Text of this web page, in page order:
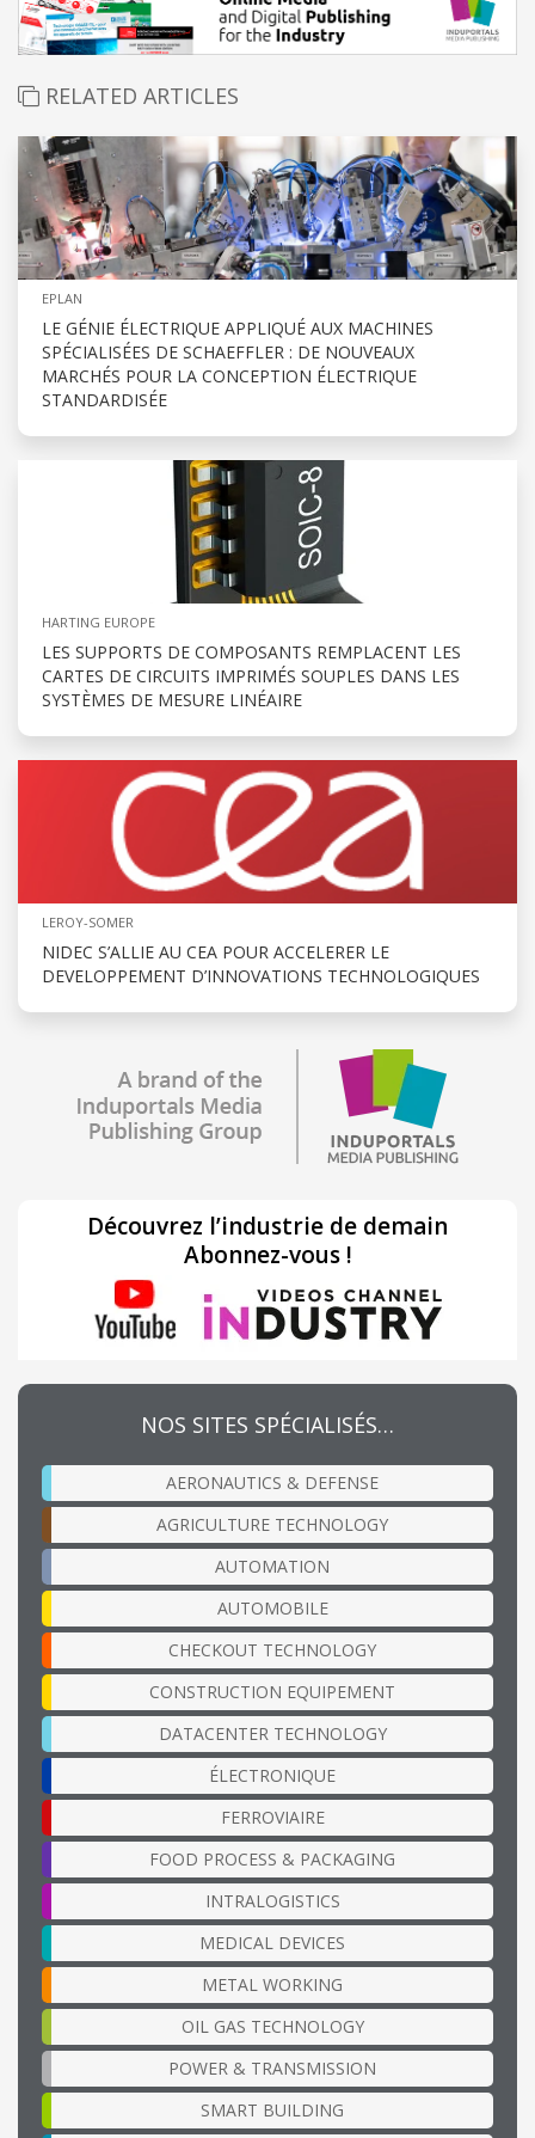
RELATED ARTICLES
EPLAN
LE GÉNIE ÉLECTRIQUE APPLIQUÉ AUX MACHINES
SPÉCIALISÉES DE SCHAEFFLER : DE NOUVEAUX
MARCHÉS POUR LA CONCEPTION ÉLECTRIQUE
STANDARDISÉE
HARTING EUROPE
LES SUPPORTS DE COMPOSANTS REMPLACENT LES
CARTES DE CIRCUITS IMPRIMÉS SOUPLES DANS LES
SYSTÈMES DE MESURE LINÉAIRE
LEROY-SOMER
NIDEC S’ALLIE AU CEA POUR ACCELERER LE
DEVELOPPEMENT D’INNOVATIONS TECHNOLOGIQUES
Découvrez l’industrie de demain
Abonnez-vous !
NOS SITES SPÉCIALISÉS…
AERONAUTICS & DEFENSE
AGRICULTURE TECHNOLOGY
AUTOMATION
AUTOMOBILE
CHECKOUT TECHNOLOGY
CONSTRUCTION EQUIPEMENT
DATACENTER TECHNOLOGY
ÉLECTRONIQUE
FERROVIAIRE
FOOD PROCESS & PACKAGING
INTRALOGISTICS
MEDICAL DEVICES
METAL WORKING
OIL GAS TECHNOLOGY
POWER & TRANSMISSION
SMART BUILDING